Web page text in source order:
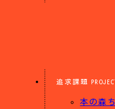
追求課題
本の森